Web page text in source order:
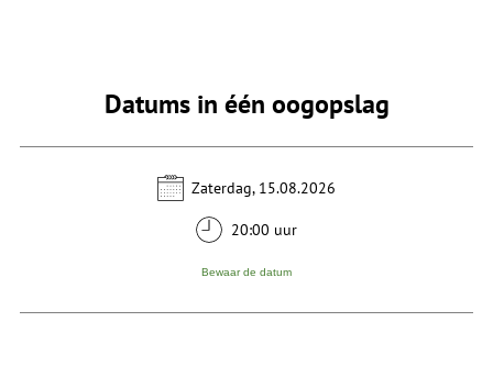
Datums in één oogopslag
Zaterdag, 15.08.2026
20:00 uur
Bewaar de datum